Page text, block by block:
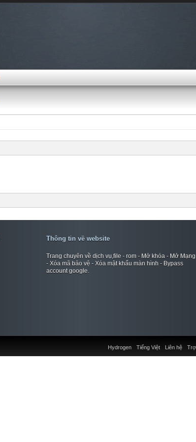
Thông tin về website
Trang chuyên về dịch vụ,file - rom - Mở khóa - Mở Mạng
- Xóa mã bảo vệ - Xóa mật khẩu màn hình - Bypass
account google.
Liên hệ
Hydrogen Tiếng Việt